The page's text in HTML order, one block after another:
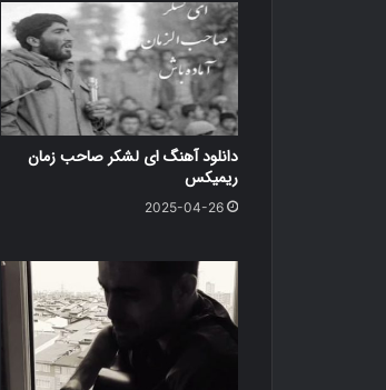
دانلود آهنگ ای لشکر صاحب زمان
ریمیکس
2025-04-26